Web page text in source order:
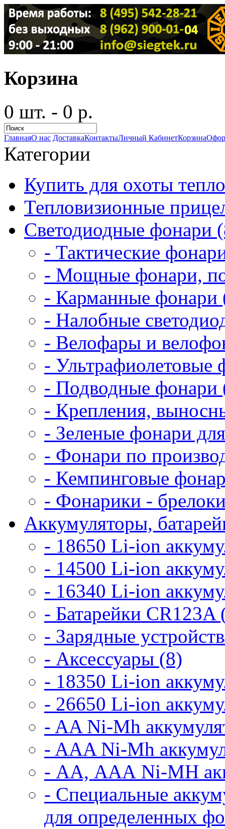
Корзина
0 шт. - 0 р.
ГлавнаяО нас ДоставкаКонтактыЛичный КабинетКорзина
Категории
Купить для охоты
Тепловизионные
Светодиодные фонари
- Тактические
- Мощные фонари,
- Карманные фонари
- Налобные
- Велофары и
- Ультрафиолетовые
- Подводные фонари
- Крепления,
- Зеленые фонари
- Фонари по
- Кемпинговые
- Фонарики -
Аккумуляторы,
- 18650 Li-ion
- 14500 Li-ion
- 16340 Li-ion
- Батарейки CR123A
- Зарядные
- Аксессуары (8)
- 18350 Li-ion
- 26650 Li-ion
- AA Ni-Mh
- AAA Ni-Mh
- АА, ААА Ni-MH
- Специальные
для определенных